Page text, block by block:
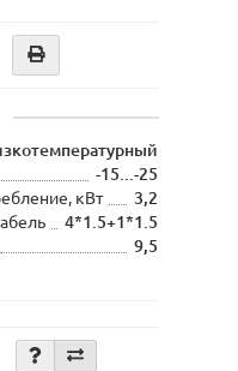
-15...-25
кВт
3,2
4*1.5+1*1.5
9,5